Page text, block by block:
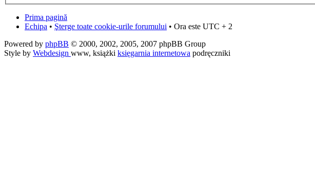
Prima pagină
Echipa • Şterge toate cookie-urile forumului • Ora este UTC + 2
Powered by phpBB © 2000, 2002, 2005, 2007 phpBB Group
Style by Webdesign www, książki księgarnia internetowa podręczniki